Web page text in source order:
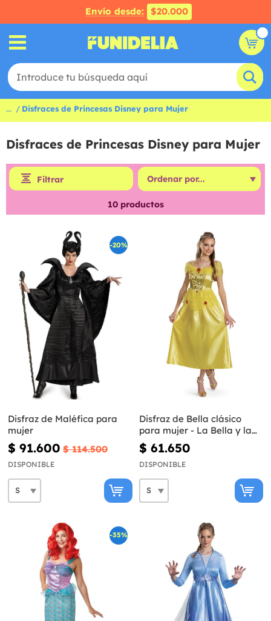
Envío desde: $20.000
... Disfraces de Princesas Disney para Mujer
Disfraces de Princesas Disney para Mujer
Filtrar
10productos
-20%
Disfraz de Maléfica para
mujer
$ 91.600 $ 114.500
DISPONIBLE
Disfraz de Bella clásico
para mujer - La Bella y la
Bestia
$ 61.650
DISPONIBLE
-35%